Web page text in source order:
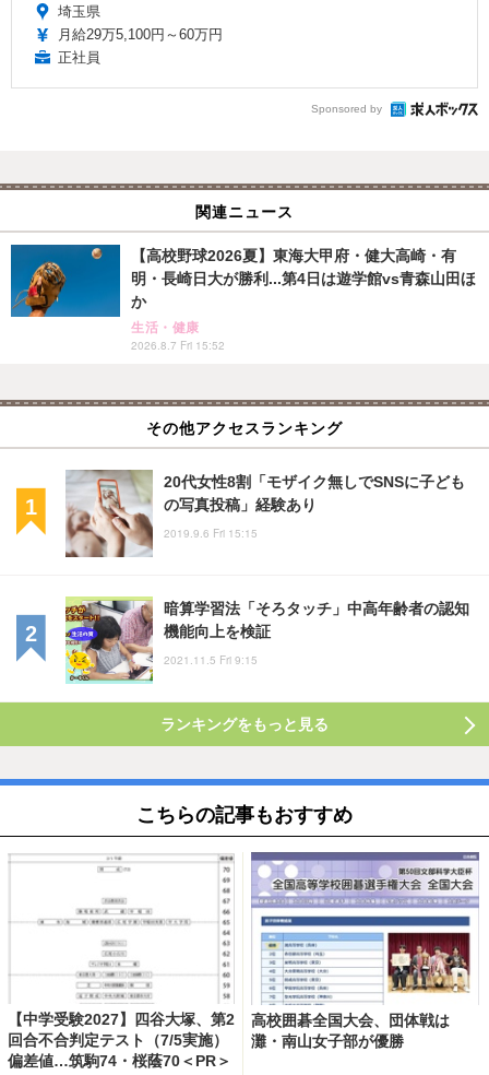
埼玉県
月給29万5,100円～60万円
正社員
Sponsored by
関連ニュース
【高校野球2026夏】東海大甲府・健大高崎・有
明・長崎日大が勝利...第4日は遊学館vs青森山田ほ
か
生活・健康
2026.8.7 Fri 15:52
その他アクセスランキング
20代女性8割「モザイク無しでSNSに子ども
の写真投稿」経験あり
2019.9.6 Fri 15:15
暗算学習法「そろタッチ」中高年齢者の認知
機能向上を検証
2021.11.5 Fri 9:15
ランキングをもっと見る
こちらの記事もおすすめ
【中学受験2027】四谷大塚、第2
回合不合判定テスト（7/5実施）
偏差値…筑駒74・桜蔭70＜PR＞
高校囲碁全国大会、団体戦は
灘・南山女子部が優勝